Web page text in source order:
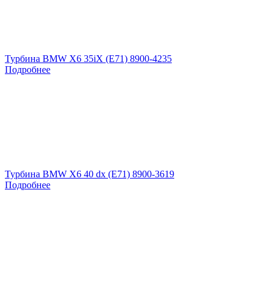
Турбина BMW X6 35iX (E71) 8900-4235
Подробнее
Турбина BMW X6 40 dx (E71) 8900-3619
Подробнее